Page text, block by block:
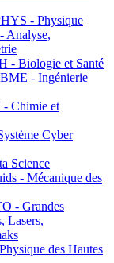
- Physique
- Biologie et Santé
- Ingénierie
Chimie et
Cyber
Science
- Mécanique des
- Grandes
Lasers,
des Hautes